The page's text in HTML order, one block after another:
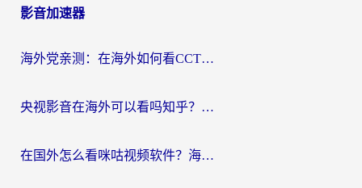
影音加速器
海外党亲测：在海外如何看CCTV？告别“仅限大陆播放”的实用指南
央视影音在海外可以看吗知乎？留学生亲测：3步解决地域限制+追剧自由
在国外怎么看咪咕视频软件？海外党亲测有效的回国加速方案